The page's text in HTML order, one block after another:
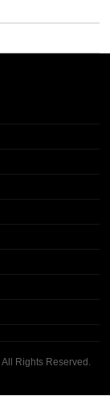
All Rights Reserved.